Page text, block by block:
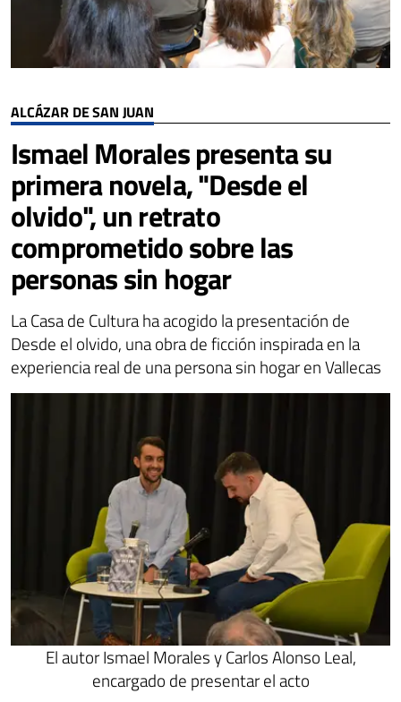
ALCÁZAR DE SAN JUAN
Ismael Morales presenta su
primera novela, "Desde el
olvido", un retrato
comprometido sobre las
personas sin hogar
La Casa de Cultura ha acogido la presentación de
Desde el olvido, una obra de ficción inspirada en la
experiencia real de una persona sin hogar en Vallecas
El autor Ismael Morales y Carlos Alonso Leal,
encargado de presentar el acto